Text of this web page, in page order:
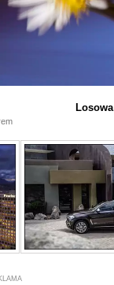
Losowa